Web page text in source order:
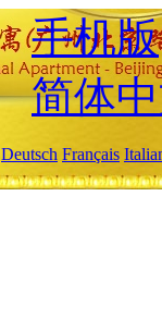
手机版
简体
Deutsch Français